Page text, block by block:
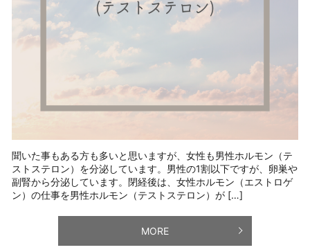
聞いた事もある方も多いと思いますが、女性も男性ホルモン（テ
ストステロン）を分泌しています。男性の1割以下ですが、卵巣や
副腎から分泌しています。閉経後は、女性ホルモン（エストロゲ
ン）の仕事を男性ホルモン（テストステロン）が […]
MORE